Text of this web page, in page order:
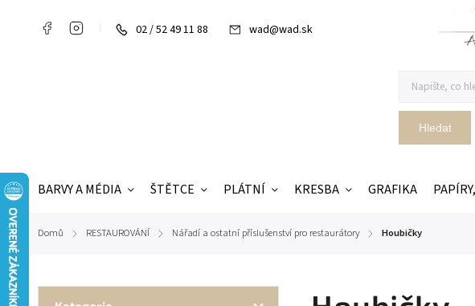
02 / 52 49 11 88 wad@wad.sk
Hledat
BARVY A MÉDIA ŠTĚTCE PLÁTNÍ KRESBA GRAFIKA
Domů / RESTAUROVÁNÍ / Nářadí a ostatní příslušenství pro restaurátory / Houbičky